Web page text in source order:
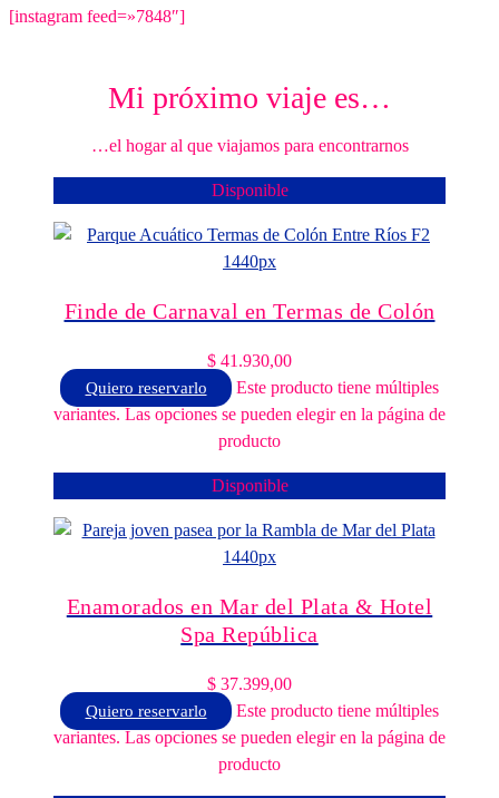
[instagram feed=»7848″]
Mi próximo viaje es…
…el hogar al que viajamos para encontrarnos
Disponible
Finde de Carnaval en Termas de Colón
$ 41.930,00
Quiero reservarlo
Este producto tiene múltiples
variantes. Las opciones se pueden elegir en la página de
producto
Disponible
Enamorados en Mar del Plata & Hotel
Spa República
$ 37.399,00
Quiero reservarlo
Este producto tiene múltiples
variantes. Las opciones se pueden elegir en la página de
producto